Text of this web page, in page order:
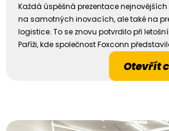
Každá úspěšná prezentace
na samotných inovacích, ale také na
logistice. To se znovu potvrdilo při
Paříži, kde společnost Foxconn
Otevřít